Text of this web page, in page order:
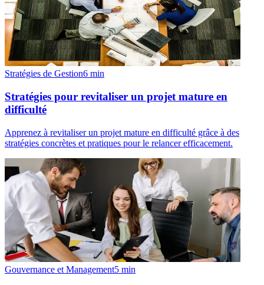
Stratégies de Gestion6 min
Stratégies pour revitaliser un projet mature en
difficulté
Apprenez à revitaliser un projet mature en difficulté grâce à des
stratégies concrètes et pratiques pour le relancer efficacement.
Gouvernance et Management5 min